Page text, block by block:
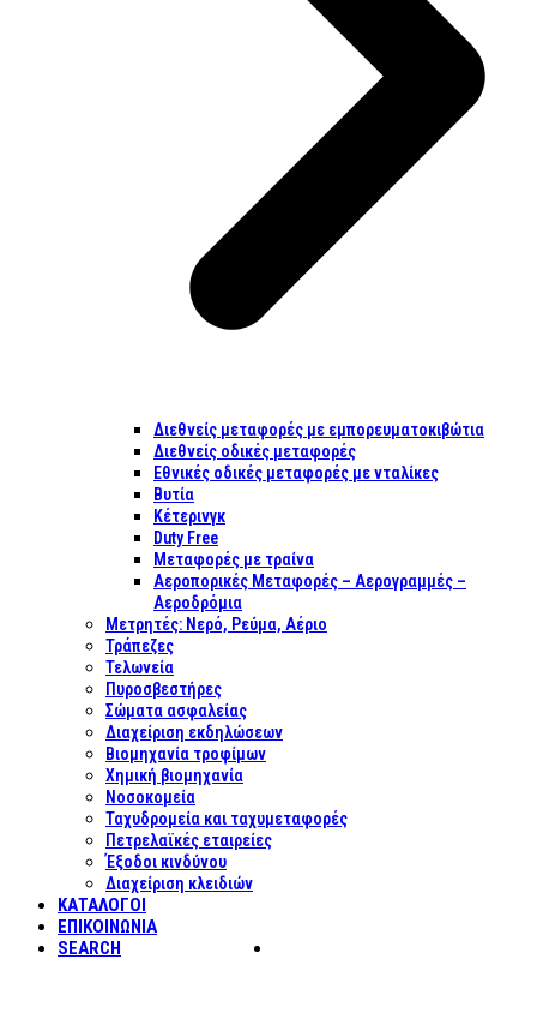
Διεθνείς μεταφορές με εμπορευματοκιβώτια
Διεθνείς οδικές μεταφορές
Εθνικές οδικές μεταφορές με νταλίκες
Βυτία
Κέτερινγκ
Duty Free
Μεταφορές με τραίνα
Αεροπορικές Μεταφορές – Αερογραμμές –
Αεροδρόμια
Μετρητές: Νερό, Ρεύμα, Αέριο
Τράπεζες
Τελωνεία
Πυροσβεστήρες
Σώματα ασφαλείας
Διαχείριση εκδηλώσεων
Βιομηχανία τροφίμων
Χημική βιομηχανία
Νοσοκομεία
Ταχυδρομεία και ταχυμεταφορές
Πετρελαϊκές εταιρείες
Έξοδοι κινδύνου
Διαχείριση κλειδιών
ΚΑΤΑΛΟΓΟΙ
ΕΠΙΚΟΙΝΩΝΊΑ
SEARCH